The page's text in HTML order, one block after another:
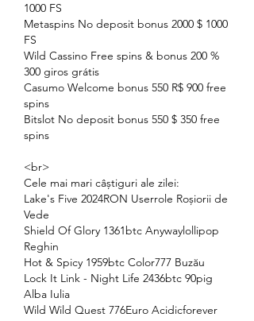
1000 FS
Metaspins No deposit bonus 2000 $ 1000
FS
Wild Cassino Free spins & bonus 200 %
300 giros grátis
Casumo Welcome bonus 550 R$ 900 free
spins
Bitslot No deposit bonus 550 $ 350 free
spins
<br>
Cele mai mari câștiguri ale zilei:
Lake's Five 2024RON Userrole Roșiorii de
Vede
Shield Of Glory 1361btc Anywaylollipop
Reghin
Hot & Spicy 1959btc Color777 Buzău
Lock It Link - Night Life 2436btc 90pig
Alba Iulia
Wild Wild Quest 776Euro Acidicforever